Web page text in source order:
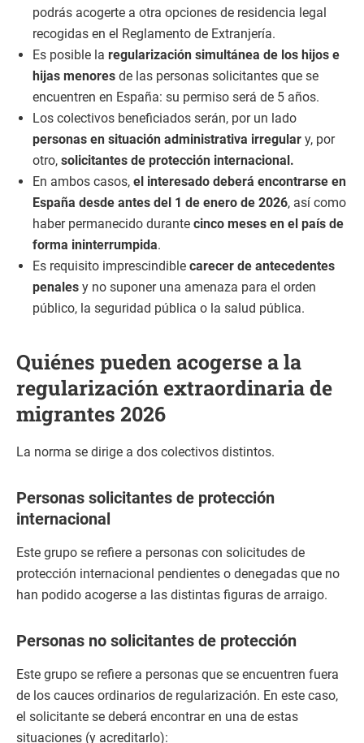
podrás acogerte a otra opciones de residencia legal
recogidas en el Reglamento de Extranjería.
Es posible la regularización simultánea de los hijos e
hijas menores de las personas solicitantes que se
encuentren en España: su permiso será de 5 años.
Los colectivos beneficiados serán, por un lado
personas en situación administrativa irregular y, por
otro, solicitantes de protección internacional.
En ambos casos, el interesado deberá encontrarse en
España desde antes del 1 de enero de 2026, así como
haber permanecido durante cinco meses en el país de
forma ininterrumpida.
Es requisito imprescindible carecer de antecedentes
penales y no suponer una amenaza para el orden
público, la seguridad pública o la salud pública.
Quiénes pueden acogerse a la
regularización extraordinaria de
migrantes 2026
La norma se dirige a dos colectivos distintos.
Personas solicitantes de protección
internacional
Este grupo se refiere a personas con solicitudes de
protección internacional pendientes o denegadas que no
han podido acogerse a las distintas figuras de arraigo.
Personas no solicitantes de protección
Este grupo se refiere a personas que se encuentren fuera
de los cauces ordinarios de regularización. En este caso,
el solicitante se deberá encontrar en una de estas
situaciones (y acreditarlo):